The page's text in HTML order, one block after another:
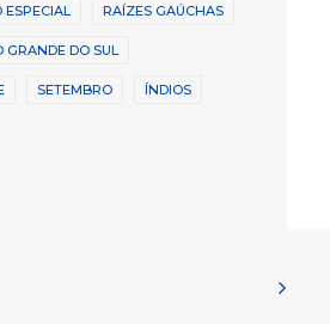
RAÍZES GAÚCHAS
GRANDE DO SUL
SETEMBRO ÍNDIOS